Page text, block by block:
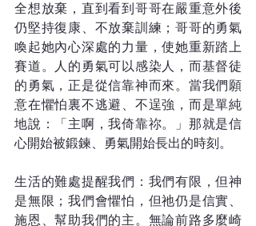
全想放棄，直到看到哥哥在嚴重意外後
仍堅持復康、不放棄訓練；哥哥的勇氣
喚起她內心深處的力量，使她重新踏上
賽道。人的勇氣可以感染人，而基督徒
的勇氣，正是從信靠神而來。當我們願
意在懼怕裏不逃避、不逞強，而是單純
地說：「主啊，我倚靠祢。」那就是信
心開始被鍛鍊、勇氣開始長出的時刻。
生活的難處提醒我們：我們有限，但神
是無限；我們會懼怕，但祂仍是信實、
施恩、幫助我們的主。無論前路多麼崎